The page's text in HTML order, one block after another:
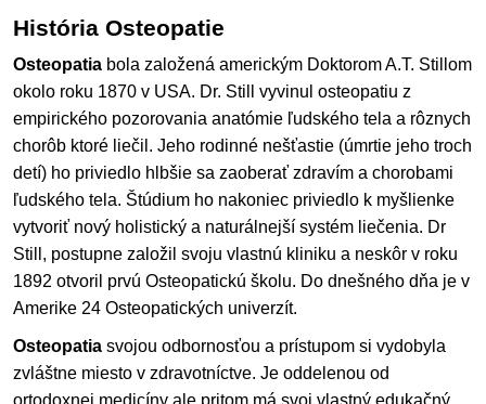
História Osteopatie
Osteopatia bola založená americkým Doktorom A.T. Stillom
okolo roku 1870 v USA. Dr. Still vyvinul osteopatiu z
empirického pozorovania anatómie ľudského tela a rôznych
chorôb ktoré liečil. Jeho rodinné nešťastie (úmrtie jeho troch
detí) ho priviedlo hlbšie sa zaoberať zdravím a chorobami
ľudského tela. Štúdium ho nakoniec priviedlo k myšlienke
vytvoriť nový holistický a naturálnejší systém liečenia. Dr
Still, postupne založil svoju vlastnú kliniku a neskôr v roku
1892 otvoril prvú Osteopatickú školu. Do dnešného dňa je v
Amerike 24 Osteopatických univerzít.
Osteopatia svojou odbornosťou a prístupom si vydobyla
zvláštne miesto v zdravotníctve. Je oddelenou od